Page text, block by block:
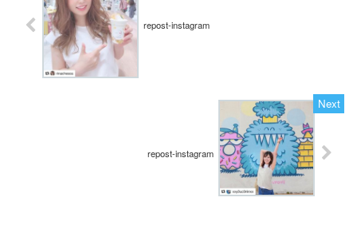
repost-instagram
repost-instagram